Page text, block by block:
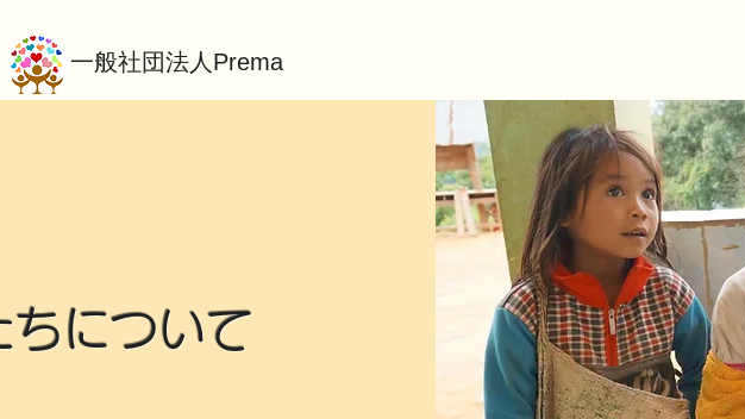
​一般社団法人Prema
ちについて